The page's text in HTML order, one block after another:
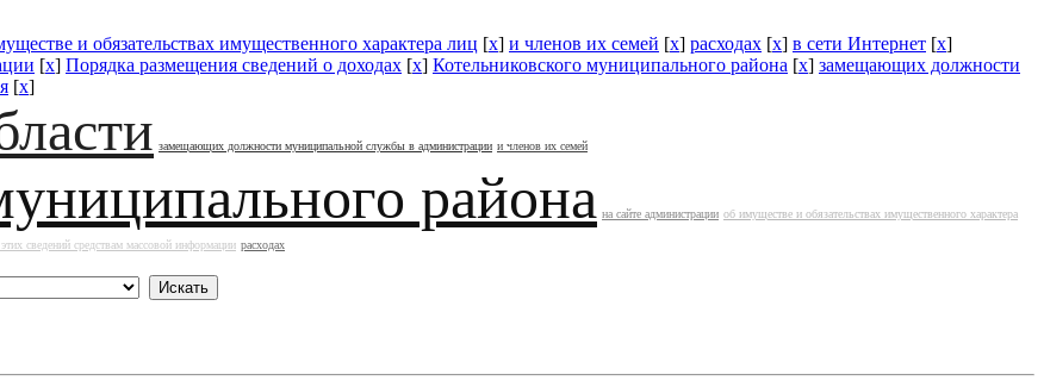
и обязательствах имущественного характера лиц [x] и членов их семей [x] расходах [x] в сети Интернет [x]
[x] Порядка размещения сведений о доходах [x] Котельниковского муниципального района [x] замещающих должности
[x]
замещающих должности муниципальной службы в администрации и членов их семей
района на сайте администрации об имуществе и обязательствах имущественного характера
сведений средствам массовой информации расходах